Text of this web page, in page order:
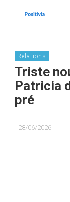
Relations
Triste
Patricia
pré
28/06/2026